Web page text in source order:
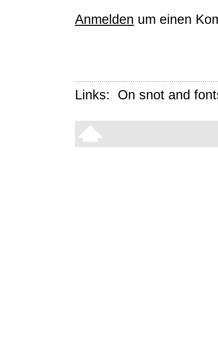
Anmelden um einen
Links: On snot and